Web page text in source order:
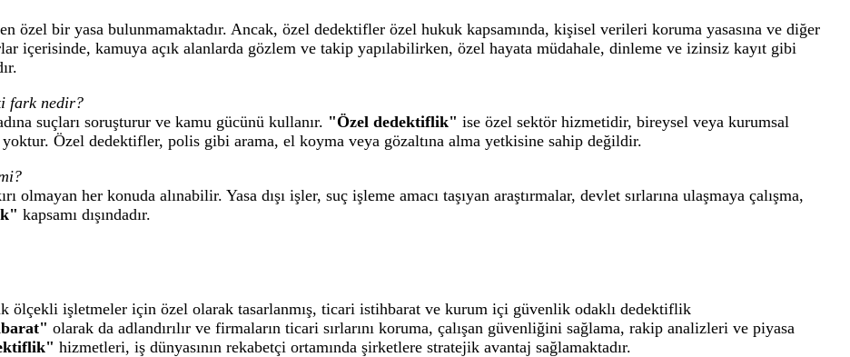
özel bir yasa bulunmamaktadır. Ancak, özel dedektifler özel hukuk kapsamında, kişisel verileri koruma yasasına ve diğer
içerisinde, kamuya açık alanlarda gözlem ve takip yapılabilirken, özel hayata müdahale, dinleme ve izinsiz kayıt gibi
fark nedir?
suçları soruşturur ve kamu gücünü kullanır. "Özel dedektiflik" ise özel sektör hizmetidir, bireysel veya kurumsal
Özel dedektifler, polis gibi arama, el koyma veya gözaltına alma yetkisine sahip değildir.
olmayan her konuda alınabilir. Yasa dışı işler, suç işleme amacı taşıyan araştırmalar, devlet sırlarına ulaşmaya çalışma,
kapsamı dışındadır.
ölçekli işletmeler için özel olarak tasarlanmış, ticari istihbarat ve kurum içi güvenlik odaklı dedektiflik
olarak da adlandırılır ve firmaların ticari sırlarını koruma, çalışan güvenliğini sağlama, rakip analizleri ve piyasa
hizmetleri, iş dünyasının rekabetçi ortamında şirketlere stratejik avantaj sağlamaktadır.